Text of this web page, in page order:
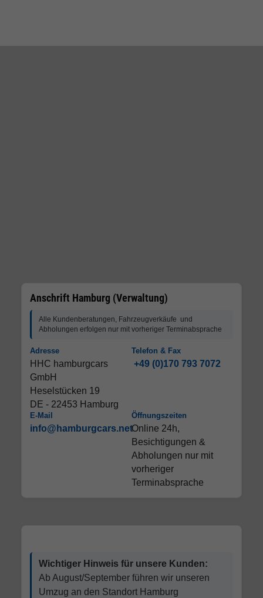
Anschrift Hamburg (Verwaltung)
Alle Kundenberatungen, Fahrzeugverkäufe und
Abholungen erfolgen nur mit vorheriger Terminabsprache
Adresse
HHC hamburgcars
GmbH
Heselstücken 19
DE - 22453 Hamburg
Telefon & Fax
+49 (0)170 793 7072
E-Mail
info@hamburgcars.net
Öffnungszeiten
Online 24h,
Besichtigungen &
Abholungen nur mit
vorheriger
Terminabsprache
Wichtiger Hinweis für unsere Kunden:
Ab August/September führen wir unseren
Umzug an den Standort Hamburg